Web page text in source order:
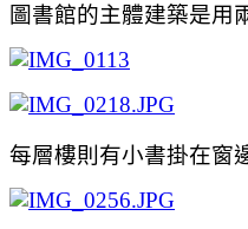
圖書館的主體建築是用
每層樓則有小書掛在窗